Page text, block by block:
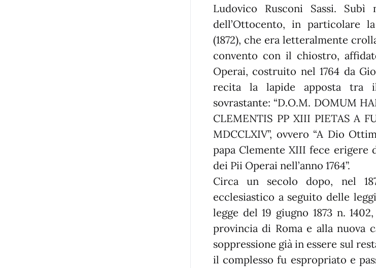
Ludovico Rusconi Sassi.
dell’Ottocento, in particolare
(1872), che era letteralmente
convento con il chiostro,
Operai, costruito nel 1764 da
recita la lapide apposta tra
sovrastante: “D.O.M. DOMUM
CLEMENTIS PP XIII PIETAS A
MDCCLXIV”, ovvero “A Dio
papa Clemente XIII fece erigere
dei Pii Operai nell’anno 1764”.
Circa un secolo dopo, nel
ecclesiastico a seguito delle
legge del 19 giugno 1873 n.
provincia di Roma e alla nuova
soppressione già in essere sul
il complesso fu espropriato e